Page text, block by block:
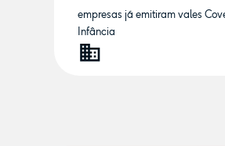
empresas já emitiram vales
Infância